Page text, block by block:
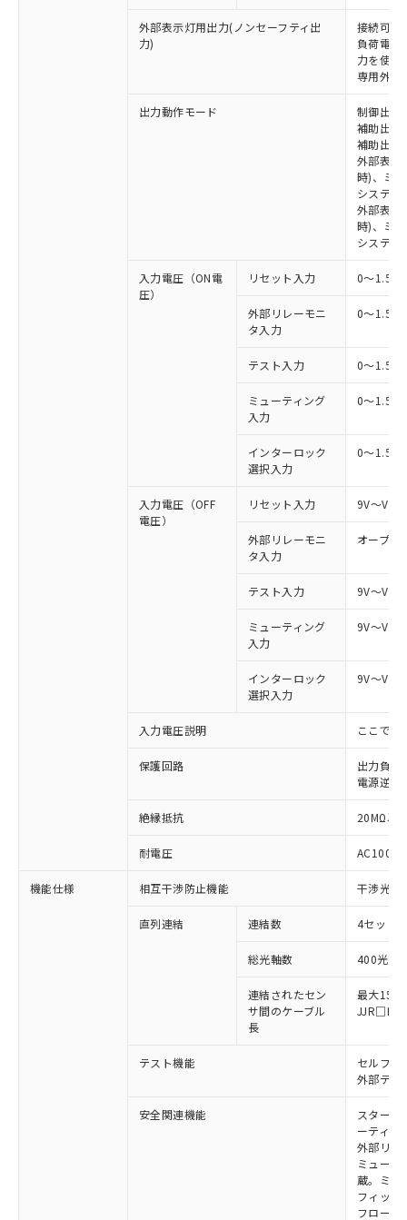
外部表示灯用出力(ノンセーフティ出
力)
接続可能
負荷電流
力を使用
専用外部
出力動作モード
制御出力
補助出力
補助出力
外部表示
時)、ミ
システム
外部表示
時)、ミ
システム
入力電圧（ON電
圧）
リセット入力 0～1.5V
外部リレーモニ
タ入力
0～1.5V
テスト入力 0～1.5V
ミューティング
入力
0～1.5V
インターロック
選択入力
0～1.5V
入力電圧（OFF
電圧）
リセット入力 9V～Vs
外部リレーモニ
タ入力
オープン
テスト入力 9V～Vs
ミューティング
入力
9V～Vs
インターロック
選択入力
9V～Vs
入力電圧説明 ここでの
保護回路
出力負荷
電源逆接
絶縁抵抗 20MΩ以
耐電圧
機能仕様 相互干渉防止機能 干渉光回
直列連結 連結数 4セット
総光軸数 400光軸
連結されたセン
サ間のケーブル
長
最大15m
JJR□L）
テスト機能
セルフテ
外部テス
安全関連機能
スタート
ーティン
外部リレ
ミューテ
蔵。ミュ
フィック
フローテ
以下の条件をお読みいただき、同意のうえ
商品の当社在庫状況および標準価格
(税抜)を提供させていただくもので
本サービスの対象外となる商品もある
在庫状況および標準価格照会結果は、
※1 対応状況
非含有に対応した製品が提供可能な商品で
対応予定：EU RoHS指令（10物質）の非含
商品です。
非含有に非対応の商品で、対応品を出す予
調査・確認中：EU RoHS指令（10物質）の
非含有の対応状況を調査中または確認中の
非該当品：ライセンス料など無形物で、有
仕入先様の事情により、非含有部品として
「○」：最大均質材料含有率が中国RoHSの
「×」：最大均質材料含有率が中国RoHSの
い合わせください。
（以下｢規制貨物等」という）を輸出